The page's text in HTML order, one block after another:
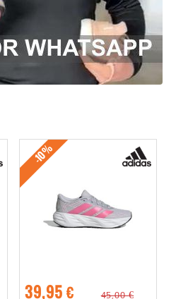
-10%
39,95 €
45,00 €